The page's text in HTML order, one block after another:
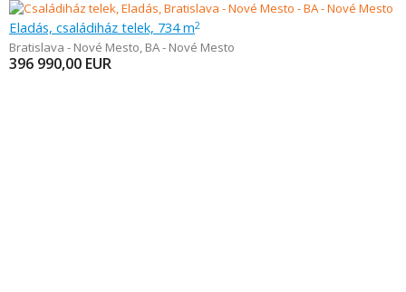
Eladás, családiház telek, 734 m2
Bratislava - Nové Mesto, BA - Nové Mesto
396 990,00 EUR